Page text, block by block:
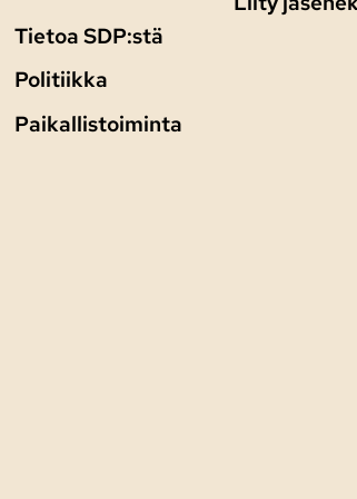
Tietoa SDP:stä
Politiikka
Paikallistoiminta